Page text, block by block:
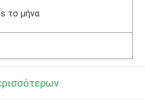
το μήνα